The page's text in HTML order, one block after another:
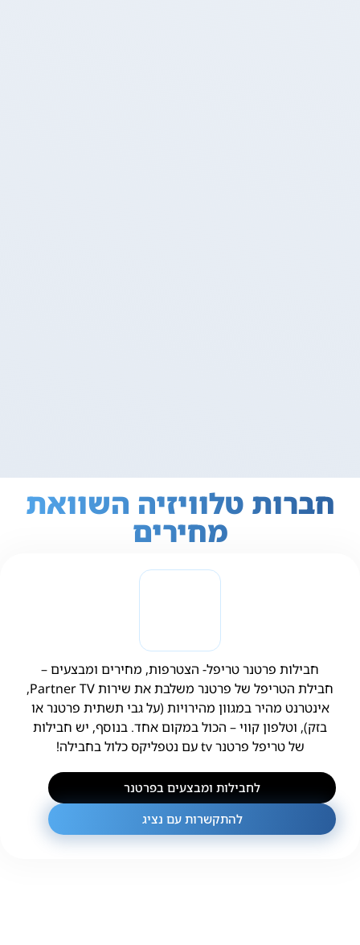
חברות טלוויזיה השוואת
מחירים
חבילות פרטנר טריפל- הצטרפות, מחירים ומבצעים –
חבילת הטריפל של פרטנר משלבת את שירות Partner TV,
אינטרנט מהיר במגוון מהירויות (על גבי תשתית פרטנר או
בזק), וטלפון קווי – הכול במקום אחד. בנוסף, יש חבילות
של טריפל פרטנר tv עם נטפליקס כלול בחבילה!
לחבילות ומבצעים בפרטנר
להתקשרות עם נציג